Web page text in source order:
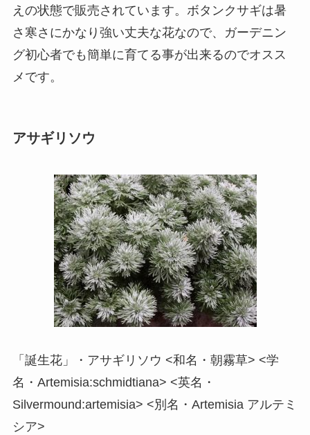
えの状態で販売されています。ボタンクサギは暑
さ寒さにかなり強い丈夫な花なので、ガーデニン
グ初心者でも簡単に育てる事が出来るのでオスス
メです。
アサギリソウ
「誕生花」・アサギリソウ <和名・朝霧草> <学
名・Artemisia:schmidtiana> <英名・
Silvermound:artemisia> <別名・Artemisia アルテミ
シア>